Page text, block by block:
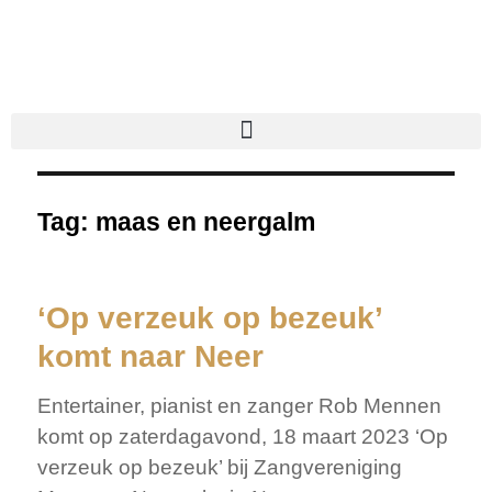
Tag: maas en neergalm
‘Op verzeuk op bezeuk’
komt naar Neer
Entertainer, pianist en zanger Rob Mennen
komt op zaterdagavond, 18 maart 2023 ‘Op
verzeuk op bezeuk’ bij Zangvereniging